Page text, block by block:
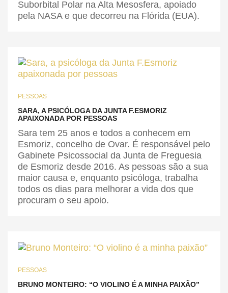
Suborbital Polar na Alta Mesosfera, apoiado
pela NASA e que decorreu na Flórida (EUA).
PESSOAS
SARA, A PSICÓLOGA DA JUNTA F.ESMORIZ
APAIXONADA POR PESSOAS
Sara tem 25 anos e todos a conhecem em
Esmoriz, concelho de Ovar. É responsável pelo
Gabinete Psicossocial da Junta de Freguesia
de Esmoriz desde 2016. As pessoas são a sua
maior causa e, enquanto psicóloga, trabalha
todos os dias para melhorar a vida dos que
procuram o seu apoio.
PESSOAS
BRUNO MONTEIRO: “O VIOLINO É A MINHA PAIXÃO”